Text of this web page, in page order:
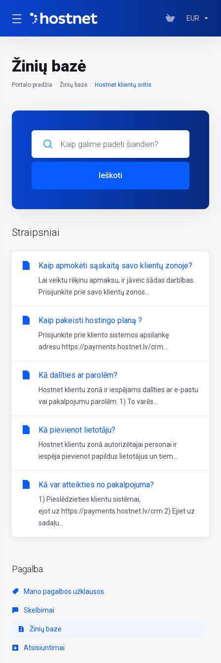
EUR
Žinių bazė
Portalo pradžia Žinių bazė Hostnet klientų sritis
Pagalba
Mano pagalbos užklausos
Skelbimai
Žinių bazė
Atsisiuntimai
Ieškoti
Straipsniai
Kaip apmokėti sąskaitą savo klientų zonoje?
​Lai veiktu rēķinu apmaksu, ir jāveic šādas darbības.
Prisijunkite prie savo klientų zonos...
Kaip pakeisti hostingo planą ?
Prisijunkite prie kliento sistemos apsilankę
adresu https://payments.hostnet.lv/crm...
Kā dalīties ar parolēm?
Hostnet klientu zonā ir iespējams dalīties ar e-pastu
vai pakalpojumu parolēm. 1) To varēs...
Kā pievienot lietotāju?
Hostnet klientu zonā autorizētajai personai ir
iespēja pievienot papildus lietotājus un tiem...
Kā var atteikties no pakalpojuma?
1) Pieslēdzieties klientu sistēmai,
ejot uz https://payments.hostnet.lv/crm 2) Ejiet uz
sadaļu...